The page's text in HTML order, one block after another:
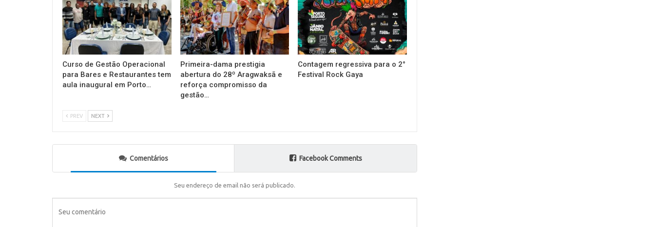
Curso de Gestão Operacional
para Bares e Restaurantes tem
aula inaugural em Porto…
Primeira-dama prestigia
abertura do 28º Aragwaksã e
reforça compromisso da
gestão…
Contagem regressiva para o 2°
Festival Rock Gaya
PREV NEXT
Comentários Facebook Comments
Seu endereço de email não será publicado.